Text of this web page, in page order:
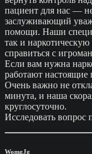
пациент для нас —
заслуживающий
помощи. Наши
так и
справиться с
Если вам нужна
работают
Очень важно не
минута, и наша
круглосуточно.
Исследовать вопрос
WomgJg